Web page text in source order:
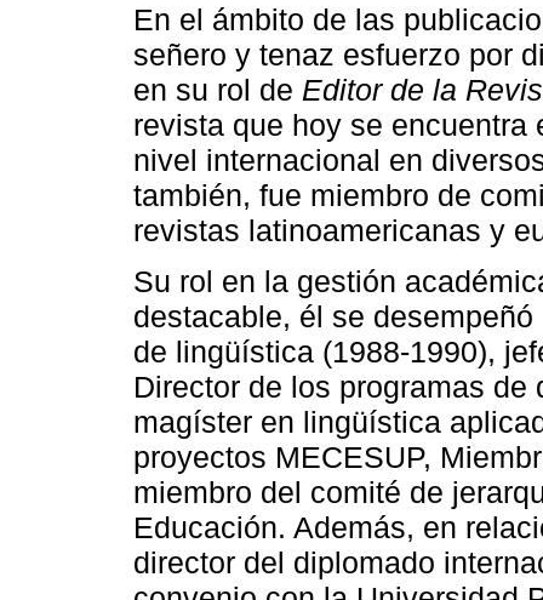
En el ámbito de las
señero y tenaz esfuerzo por
en su rol de Editor de la
revista que hoy se
nivel internacional en
también, fue miembro de
revistas latinoamericanas y
Su rol en la gestión
destacable, él se
de lingüística (1988-1990),
Director de los programas
magíster en lingüística
proyectos MECESUP,
miembro del comité de
Educación. Además, en
director del diplomado